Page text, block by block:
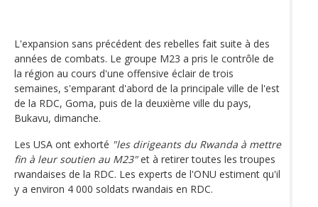
L'expansion sans précédent des rebelles fait suite à des
années de combats. Le groupe M23 a pris le contrôle de
la région au cours d'une offensive éclair de trois
semaines, s'emparant d'abord de la principale ville de l'est
de la RDC, Goma, puis de la deuxième ville du pays,
Bukavu, dimanche.
Les USA ont exhorté "les dirigeants du Rwanda à mettre
fin à leur soutien au M23"et à retirer toutes les troupes
rwandaises de la RDC. Les experts de l'ONU estiment qu'il
y a environ 4 000 soldats rwandais en RDC.